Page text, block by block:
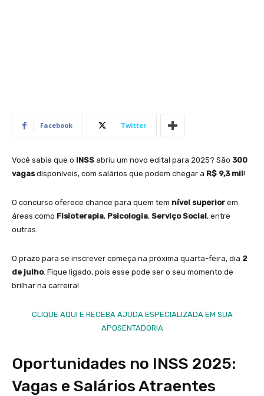
Facebook Twitter
Você sabia que o INSS abriu um novo edital para 2025? São 300
vagasdisponíveis, com salários que podem chegar a R$ 9,3 mil!
O concurso oferece chance para quem tem nível superior em
áreas como Fisioterapia, Psicologia, Serviço Social, entre
outras.
O prazo para se inscrever começa na próxima quarta-feira, dia 2
de julho. Fique ligado, pois esse pode ser o seu momento de
brilhar na carreira!
CLIQUE AQUI E RECEBA AJUDA ESPECIALIZADA EM SUA
APOSENTADORIA
Oportunidades no INSS 2025:
Vagas e Salários Atraentes